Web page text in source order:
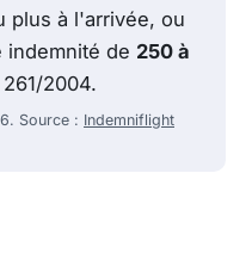
plus à l'arrivée, ou
indemnité de 250 à
2004.
Source : Indemniflight